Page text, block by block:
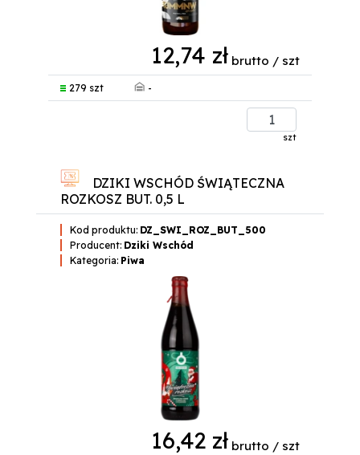
12,74 zł brutto / szt
279 szt -
szt
DZIKI WSCHÓD ŚWIĄTECZNA
ROZKOSZ BUT. 0,5 L
Kod produktu: DZ_SWI_ROZ_BUT_500
Producent: Dziki Wschód
Kategoria: Piwa
16,42 zł brutto / szt